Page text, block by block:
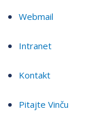
Webmail
Intranet
Kontakt
Pitajte Vinču